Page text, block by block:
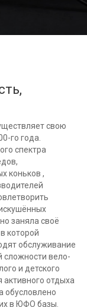
свою
го года.
спектра
коньков ,
заняла своё
которой
обслуживание
сложности вело-
и детского
активного отдыха
обусловлено
в ЮФО базы.